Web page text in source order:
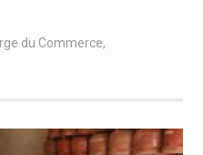
du Commerce,